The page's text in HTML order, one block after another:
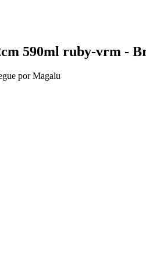
590ml ruby-vrm -
por Magalu